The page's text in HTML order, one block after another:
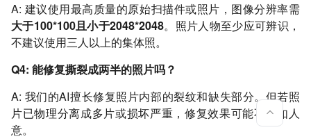
A: 建议使用最高质量的原始扫描件或照片，图像分辨率需
大于100*100且小于2048*2048。照片人物至少应可辨识，
不建议使用三人以上的集体照。
Q4: 能修复撕裂成两半的照片吗？
A: 我们的AI擅长修复照片内部的裂纹和缺失部分。但若照
片已物理分离成多片或损坏严重，修复效果可能不尽如人
意。